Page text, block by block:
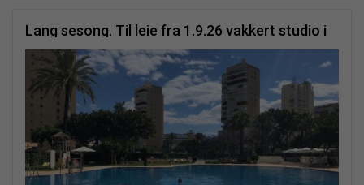
Lang sesong. Til leie fra 1.9.26 vakkert studio i
Playamar (Torremolinos)